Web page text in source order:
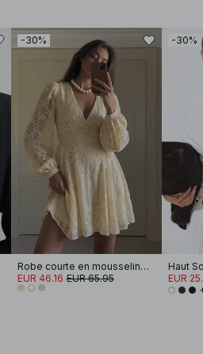
-30%
Robe courte en mousseline brodée à manches longues
EUR 46.16 EUR 65.95
-30%
Haut
EUR